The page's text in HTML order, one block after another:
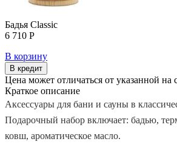
Бадья Classic
6 710 Р
В корзину
В кредит
Цена может отличаться от указанной на
Краткое описание
Аксессуары для бани и сауны в
Подарочный набор включает: бадью,
ковш, ароматическое масло.